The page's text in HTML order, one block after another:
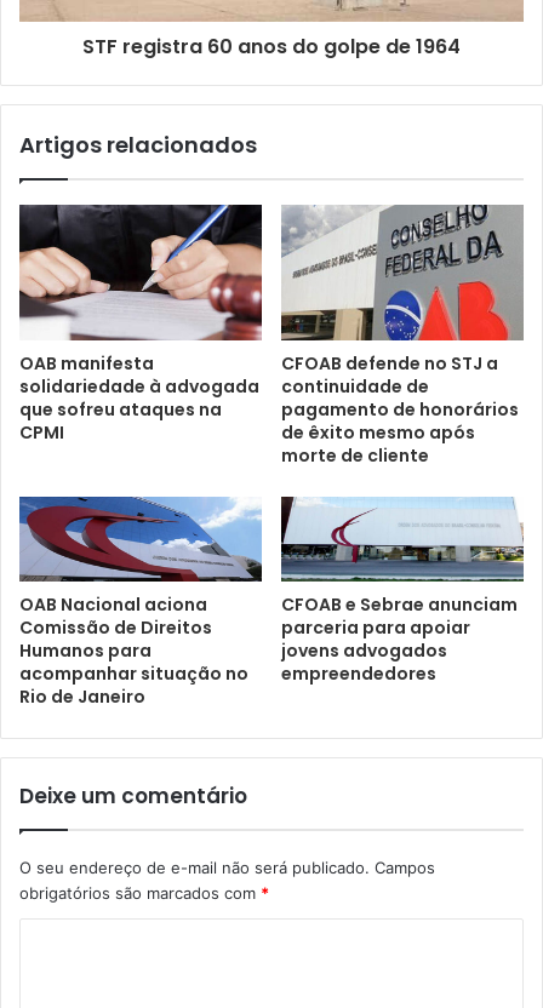
STF registra 60 anos do golpe de 1964
Artigos relacionados
OAB manifesta
solidariedade à advogada
que sofreu ataques na
CPMI
CFOAB defende no STJ a
continuidade de
pagamento de honorários
de êxito mesmo após
morte de cliente
OAB Nacional aciona
Comissão de Direitos
Humanos para
acompanhar situação no
Rio de Janeiro
CFOAB e Sebrae anunciam
parceria para apoiar
jovens advogados
empreendedores
Deixe um comentário
O seu endereço de e-mail não será publicado. Campos
obrigatórios são marcados com *